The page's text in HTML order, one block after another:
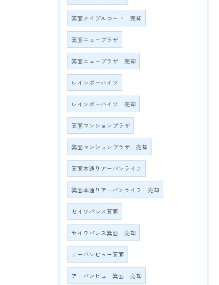
箕面メイプルコート 売却
箕面ニュープラザ
箕面ニュープラザ 売却
レインボーハイツ
レインボーハイツ 売却
箕面マンションプラザ
箕面マンションプラザ 売却
箕面本通りアーバンライフ
箕面本通りアーバンライフ 売却
セイワパレス箕面
セイワパレス箕面 売却
アーバンビュー箕面
アーバンビュー箕面 売却